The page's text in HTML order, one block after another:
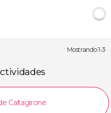
Mostrando 1-3
Caltagirone